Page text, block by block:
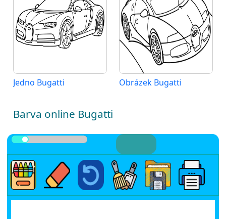
Jedno Bugatti Obrázek Bugatti
Barva online Bugatti